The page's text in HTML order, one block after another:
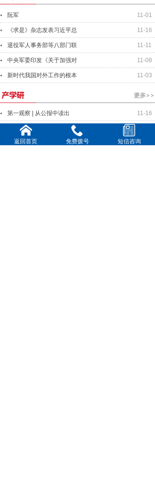
11-01
阮军
11-16
《求是》杂志发表习近平总
11-11
退役军人事务部等八部门联
11-08
中央军委印发《关于加强对
11-03
新时代我国对外工作的根本
11-16
第一观察 | 从公报中读出
国家统计局：10月份CPI同
11-08
“十四五”期间 文物保护
返回首页 免费拨号 短信咨询